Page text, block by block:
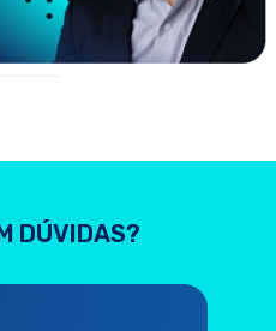
DÚVIDAS?